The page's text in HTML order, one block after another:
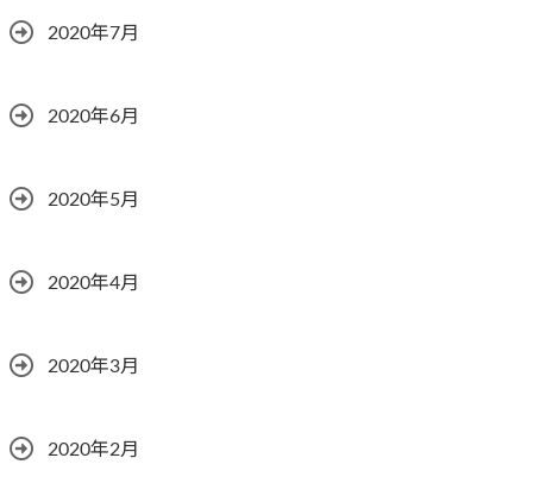
2020年7月
2020年6月
2020年5月
2020年4月
2020年3月
2020年2月